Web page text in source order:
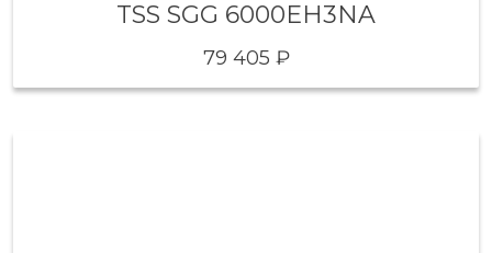
TSS SGG 6000EH3NA
79 405 ₽